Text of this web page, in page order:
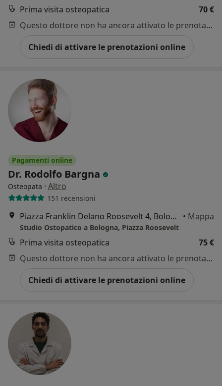
Prima visita osteopatica
70 €
Questo dottore non ha ancora attivato le prenotazioni online presso questo indirizzo.
Chiedi di attivare le prenotazioni online
Pagamenti online
Dr. Rodolfo Bargna
Osteopata · Altro
151 recensioni
Piazza Franklin Delano Roosevelt 4, Bologna • Mappa
Studio Ostopatico a Bologna, Piazza Roosevelt
Prima visita osteopatica
75 €
Questo dottore non ha ancora attivato le prenotazioni online presso questo indirizzo.
Chiedi di attivare le prenotazioni online